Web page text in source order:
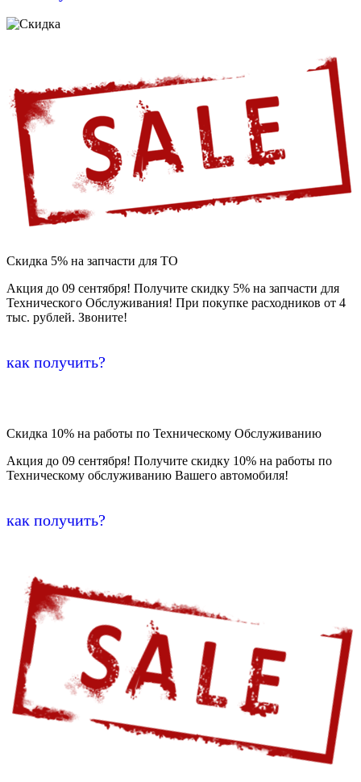
Скидка 5% на запчасти для ТО
Акция до 09 сентября! Получите скидку 5% на запчасти для
Технического Обслуживания! При покупке расходников от 4
тыс. рублей. Звоните!
как получить?
Скидка 10% на работы по Техническому Обслуживанию
Акция до 09 сентября! Получите скидку 10% на работы по
Техническому обслуживанию Вашего автомобиля!
как получить?